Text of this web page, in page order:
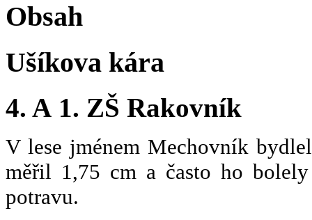
Obsah
Ušíkova kára
4. A 1. ZŠ Rakovník
V lese jménem Mechovník
měřil 1,75 cm a často ho
potravu.